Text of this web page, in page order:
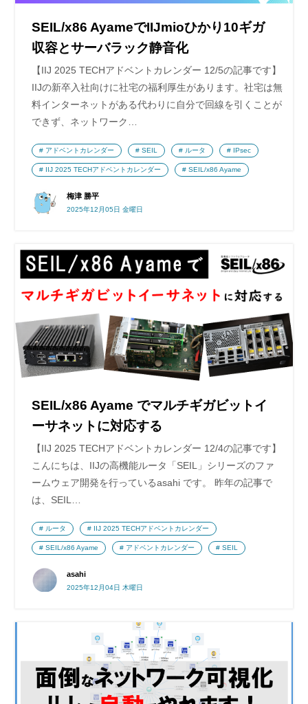
SEIL/x86 AyameでIIJmioひかり10ギガ
収容とサーバラック静音化
【IIJ 2025 TECHアドベントカレンダー 12/5の記事です】
IIJの新卒入社向けに社宅の福利厚生があります。社宅は無
料インターネットがある代わりに自分で回線を引くことが
できず、ネットワーク…
梅津 勝平
2025年12月05日 金曜日
アドベントカレンダー SEIL ルータ IPsec
IIJ 2025 TECHアドベントカレンダー SEIL/x86 Ayame
SEIL/x86 Ayame でマルチギガビットイ
ーサネットに対応する
【IIJ 2025 TECHアドベントカレンダー 12/4の記事です】
こんにちは、IIJの高機能ルータ「SEIL」シリーズのファ
ームウェア開発を行っているasahi です。 昨年の記事で
は、SEIL…
asahi
2025年12月04日 木曜日
ルータ IIJ 2025 TECHアドベントカレンダー
SEIL/x86 Ayame アドベントカレンダー SEIL